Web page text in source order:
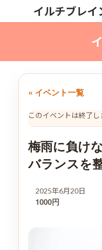
イルチブレイ
« イベント一覧
このイベントは終了し
梅雨に負け
バランスを
2025年6月20日
1000円